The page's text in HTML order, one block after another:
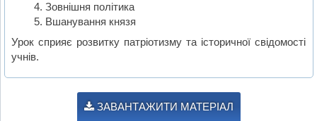
Зовнішня політика
Вшанування князя
Урок сприяє розвитку патріотизму та історичної свідомості
учнів.
ЗАВАНТАЖИТИ МАТЕРІАЛ